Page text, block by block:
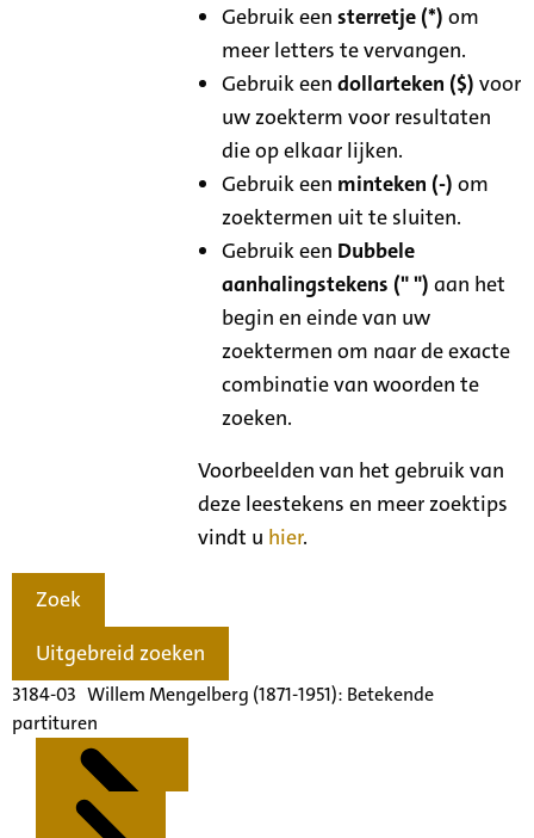
Gebruik eensterretje (*) om
meer letters te vervangen.
Gebruik eendollarteken ($) voor
uw zoekterm voor resultaten
die op elkaar lijken.
Gebruik een minteken (-) om
zoektermen uit te sluiten.
Gebruik een Dubbele
aanhalingstekens (" ") aan het
begin en einde van uw
zoektermen om naar de exacte
combinatie van woorden te
zoeken.
Voorbeelden van het gebruik van
deze leestekens en meer zoektips
vindt u hier.
Zoek
Uitgebreid zoeken
3184-03 Willem Mengelberg (1871-1951): Betekende
partituren